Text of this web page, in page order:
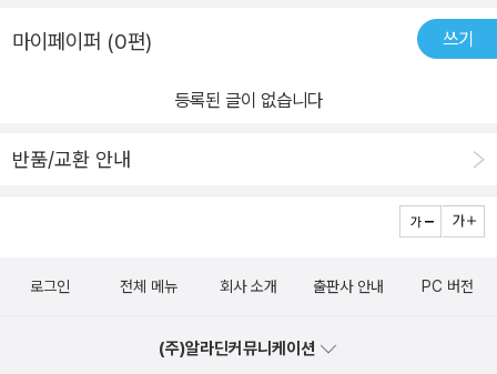
마이페이퍼 (0편) 쓰기
등록된 글이 없습니다
반품/교환 안내
로그인 전체 메뉴 회사 소개 출판사 안내 PC 버전
(주)알라딘커뮤니케이션